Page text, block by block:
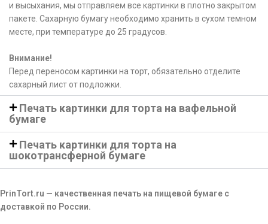
и высыхания, мы отправляем все картинки в плотно закрытом
пакете. Сахарную бумагу необходимо хранить в сухом темном
месте, при температуре до 25 градусов.
Внимание!
Перед переносом картинки на торт, обязательно отделите
сахарный лист от подложки.
Печать картинки для торта на вафельной
бумаге
Печать картинки для торта на
шокотрансферной бумаге
PrinTort.ru — качественная печать на пищевой бумаге с
доставкой по России.